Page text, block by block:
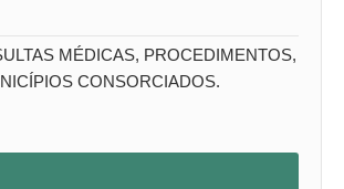
MÉDICAS, PROCEDIMENTOS,
CONSORCIADOS.